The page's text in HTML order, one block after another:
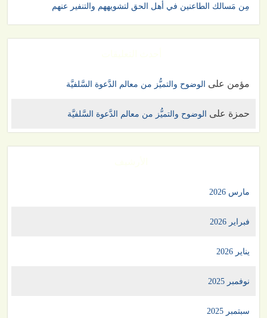
مِن مَسالك الطاعنين في أهل الحق لتشويههم والتنفير عنهم
مؤمن على الوضوح والتميُّز من معالم الدَّعوة السَّلفيَّة
حمزة على الوضوح والتميُّز من معالم الدَّعوة السَّلفيَّة
مارس 2026
فبراير 2026
يناير 2026
نوفمبر 2025
سبتمبر 2025